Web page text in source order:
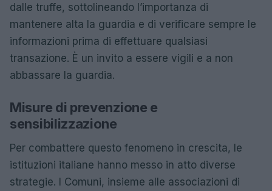
dalle truffe, sottolineando l’importanza di
mantenere alta la guardia e di verificare sempre le
informazioni prima di effettuare qualsiasi
transazione. È un invito a essere vigili e a non
abbassare la guardia.
Misure di prevenzione e
sensibilizzazione
Per combattere questo fenomeno in crescita, le
istituzioni italiane hanno messo in atto diverse
strategie. I Comuni, insieme alle associazioni di